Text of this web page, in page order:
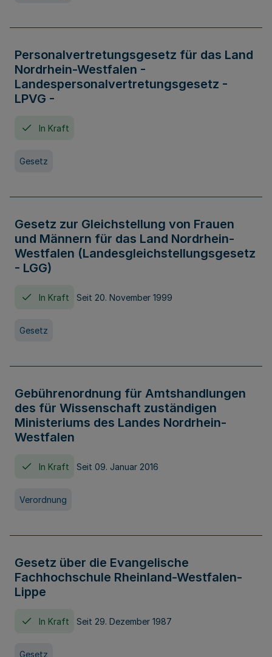
Personalvertretungsgesetz für das Land
Nordrhein-Westfalen -
Landespersonalvertretungsgesetz -
LPVG -
In Kraft
Gesetz
Gesetz zur Gleichstellung von Frauen
und Männern für das Land Nordrhein-
Westfalen (Landesgleichstellungsgesetz
- LGG)
In Kraft Seit 20. November 1999
Gesetz
Gebührenordnung für Amtshandlungen
des für Wissenschaft zuständigen
Ministeriums des Landes Nordrhein-
Westfalen
In Kraft Seit 09. Januar 2016
Verordnung
Gesetz über die Evangelische
Fachhochschule Rheinland-Westfalen-
Lippe
In Kraft Seit 29. Dezember 1987
Gesetz